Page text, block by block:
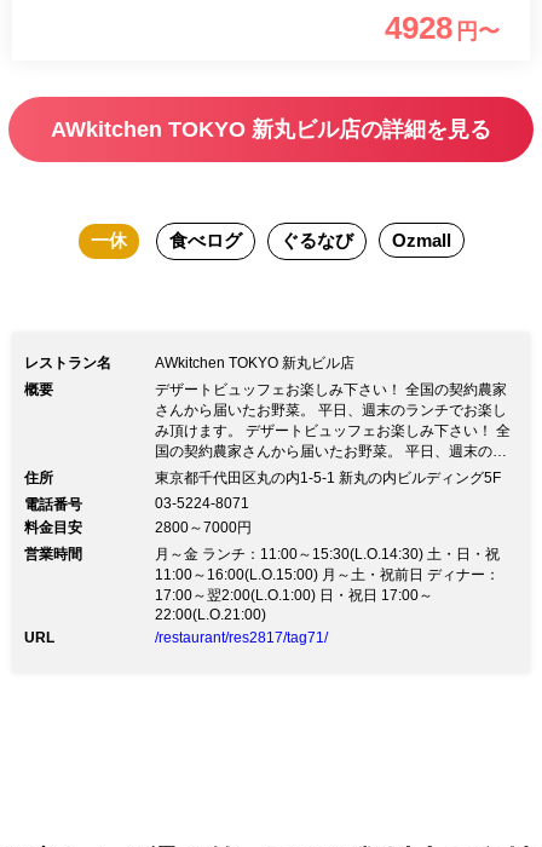
ンブランや紫いも、洋梨、かぼちゃなど
放題！ 契約農家から届いた「季節野菜
クバー」さらに「選べるメインディッシ
4928 円〜
AWkitchen TOKYO 新丸ビル店の詳細を見る
一休 食べログ ぐるなび Ozmall
レストラン名
AWkitchen TOKYO 新丸ビル店
概要
デザートビュッフェお楽しみ下さい！ 全国の契約農家
さんから届いたお野菜。 平日、週末のランチでお楽し
み頂けます。 デザートビュッフェお楽しみ下さい！ 全
国の契約農家さんから届いたお野菜。 平日、週末のラ
ンチでお楽しみ頂けます。婚礼や結婚式2次会も承って
パーティープランに！ お野菜いっぱい、美味しい手打
ちパスタのコースに飲み放題つきのプランが登場です。
ランチは人気のブッフェがさらに進化！ボウルで楽しむ
カスタムサラダのブッフェです♪
住所
東京都千代田区丸の内1-5-1 新丸の内ビルディング5F
電話番号
03-5224-8071
料金目安
2800～7000円
営業時間
月～金 ランチ：11:00～15:30(L.O.14:30) 土・日・祝
11:00～16:00(L.O.15:00) 月～土・祝前日 ディナー：
17:00～翌2:00(L.O.1:00) 日・祝日 17:00～
22:00(L.O.21:00)
URL
/restaurant/res2817/tag71/